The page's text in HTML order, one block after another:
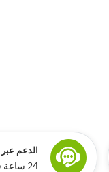
الدعم عبر
24 ساعة في اليوم